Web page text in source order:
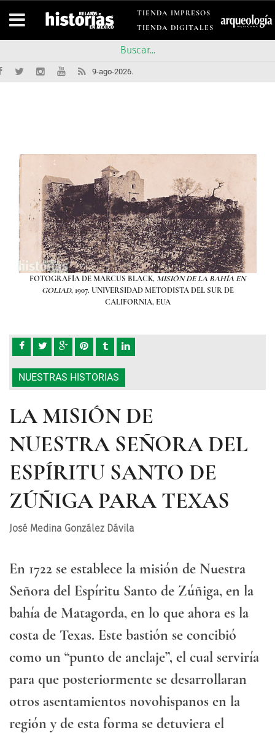
TIENDA IMPRESOS
TIENDA DIGITALES
9-ago-2026.
FOTOGRAFÍA DE MARCUS BLACK,MISIÓN DE LA BAHÍA EN
GOLIAD, 1907. UNIVERSIDAD METODISTA DEL SUR DE
CALIFORNIA, EUA
NUESTRAS HISTORIAS
LA MISIÓN DE
NUESTRA SEÑORA DEL
ESPÍRITU SANTO DE
ZÚÑIGA PARA TEXAS
José Medina González Dávila
En 1722 se establece la misión de Nuestra
Señora del Espíritu Santo de Zúñiga, en la
bahía de Matagorda, en lo que ahora es la
costa de Texas. Este bastión se concibió
como un “punto de anclaje”, el cual serviría
para que posteriormente se desarrollaran
otros asentamientos novohispanos en la
región y de esta forma se detuviera el